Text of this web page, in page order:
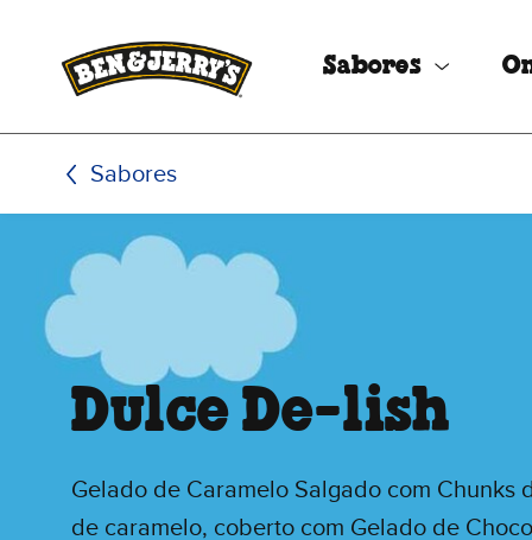
Sabores
Sabores
Dulce De-lish
Gelado de Caramelo Salgado com Chunks
de caramelo, coberto com Gelado de